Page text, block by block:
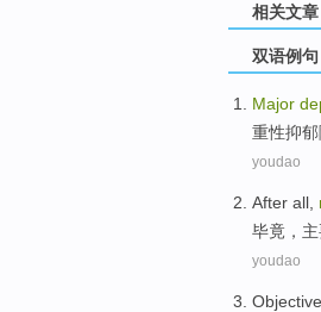
相关文章
双语例句
Major
重性抑郁
youdao
After all
毕竟 ，
youdao
Objective